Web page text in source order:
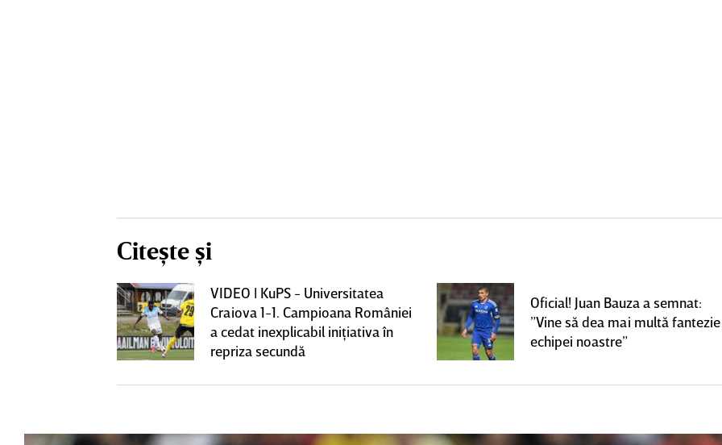
Citește și
VIDEO | KuPS - Universitatea
Craiova 1-1. Campioana României
a cedat inexplicabil iniţiativa în
repriza secundă
Oficial! Juan Bauza a semnat:
”Vine să dea mai multă fantezie
echipei noastre”